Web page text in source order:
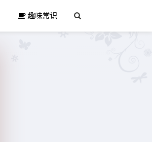
趣味常识